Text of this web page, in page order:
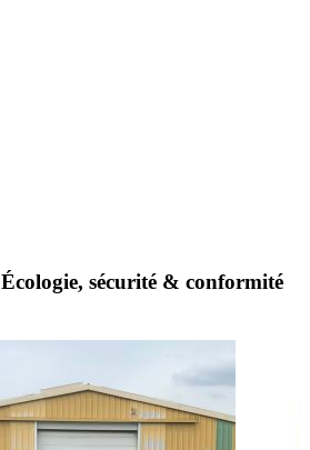
sécurité & conformité